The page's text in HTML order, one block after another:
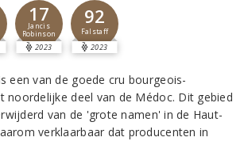
17
Jancis
Robinson
2023
92
Falstaff
2023
een van de goede cru bourgeois-
noordelijke deel van de Médoc. Dit gebied
van de 'grote namen' in de Haut-
verklaarbaar dat producenten in